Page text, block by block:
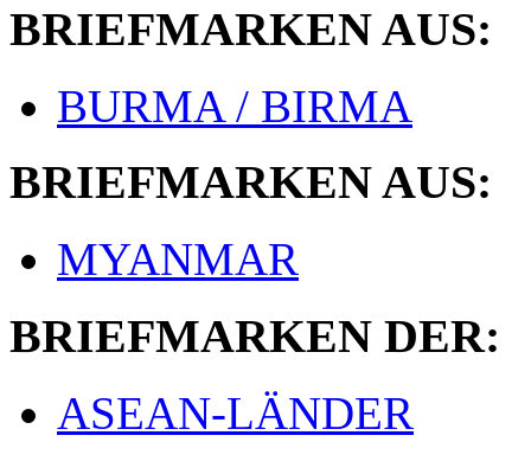
BRIEFMARKEN AUS:
BURMA / BIRMA
BRIEFMARKEN AUS:
MYANMAR
BRIEFMARKEN DER:
ASEAN-LÄNDER